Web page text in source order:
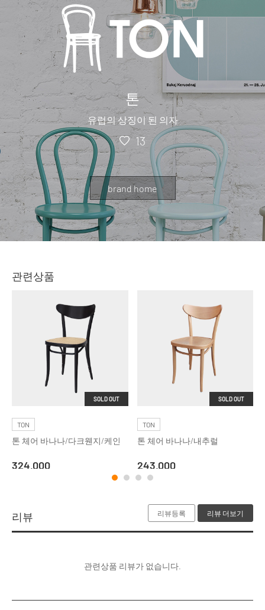
톤
유럽의 상징이 된 의자
13
brand home
관련상품
SOLD OUT
TON
톤 체어 바나나/다크웬지/케인
324,000
SOLD OUT
TON
톤 체어 바나나/내추럴
243,000
리뷰 리뷰등록 리뷰 더보기
관련상품 리뷰가 없습니다.